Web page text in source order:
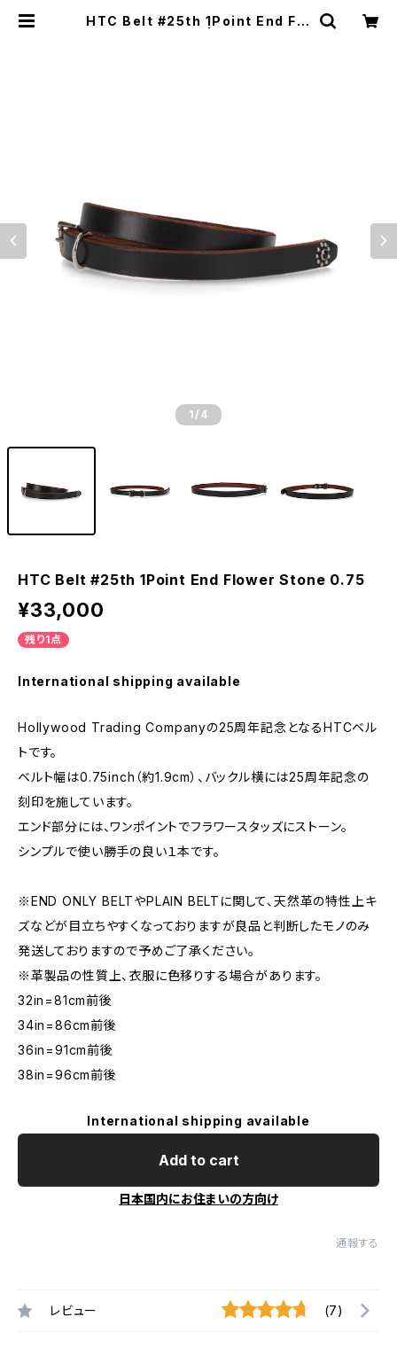
HTC Belt #25th 1Point End Flo
1 /4
HTC Belt #25th 1Point End Flower Stone 0.75
¥33,000
残り1点
International shipping available
Hollywood Trading Companyの25周年記念となるHTCベル
トです。
ベルト幅は0.75inch（約1.9cm）、バックル横には25周年記念の
刻印を施しています。
エンド部分には、ワンポイントでフラワースタッズにストーン。
シンプルで使い勝手の良い１本です。
※END ONLY BELTやPLAIN BELTに関して、天然革の特性上キ
ズなどが目立ちやすくなっておりますが良品と判断したモノのみ
発送しておりますので予めご了承ください。
※革製品の性質上、衣服に色移りする場合があります。
32in=81cm前後
34in=86cm前後
36in=91cm前後
38in=96cm前後
International shipping available
Add to cart
日本国内にお住まいの方向け
通報する
レビュー (7)